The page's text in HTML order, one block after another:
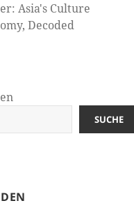
Asia's Culture
Decoded
SUCHE